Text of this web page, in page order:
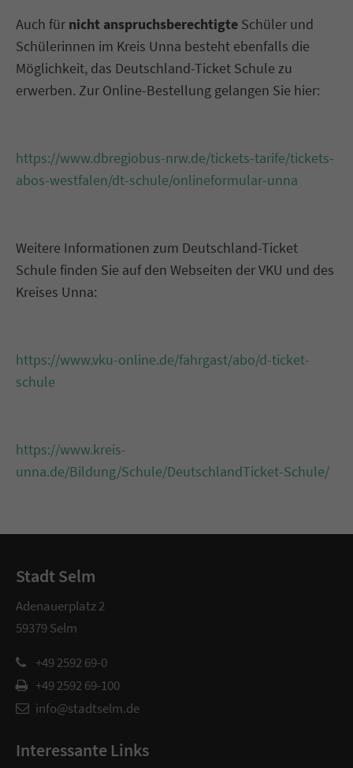
Auch für nicht anspruchsberechtigte Schüler und
Schülerinnen im Kreis Unna besteht ebenfalls die
Möglichkeit, das Deutschland-Ticket Schule zu
erwerben. Zur Online-Bestellung gelangen Sie hier:
https://www.dbregiobus-nrw.de/tickets-tarife/tickets-
abos-westfalen/dt-schule/onlineformular-unna
Weitere Informationen zum Deutschland-Ticket
Schule finden Sie auf den Webseiten der VKU und des
Kreises Unna:
https://www.vku-online.de/fahrgast/abo/d-ticket-
schule
https://www.kreis-
unna.de/Bildung/Schule/DeutschlandTicket-Schule/
Stadt Selm
Adenauerplatz 2
59379 Selm
+49 2592 69-0
+49 2592 69-100
info@stadtselm.de
Interessante Links